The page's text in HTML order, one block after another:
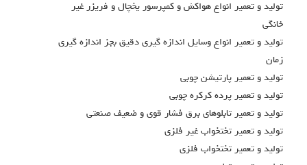
توليد و تعمير انواع هواكش و كمپرسور يخچال و فريزر غير
خانگي
توليد و تعمير انواع وسايل اندازه گيري دقيق بجز اندازه گيري
زمان
توليد و تعمير پارتيشن چوبي
توليد و تعمير پرده كركره چوبي
توليد و تعمير تابلوهاي برق فشار قوي و ضعيف صنعتي
توليد و تعمير تختخواب غير فلزي
توليد و تعمير تختخواب فلزي